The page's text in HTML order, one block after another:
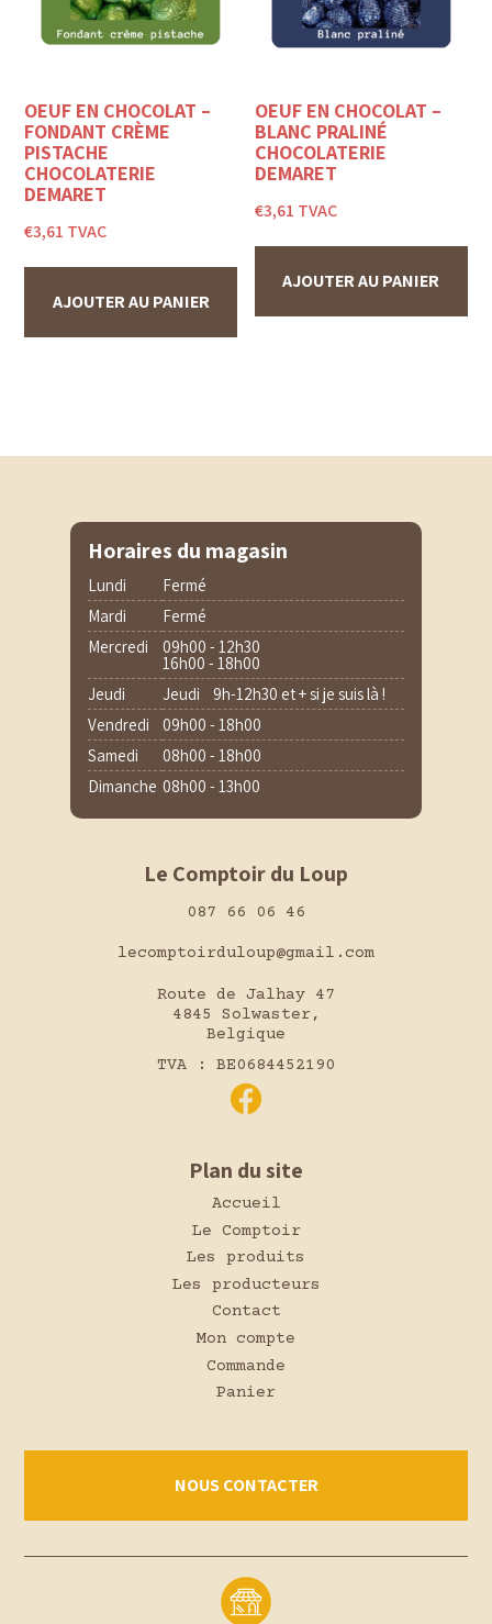
OEUF EN CHOCOLAT –
FONDANT CRÈME
PISTACHE
CHOCOLATERIE
DEMARET
€3,61 TVAC
AJOUTER AU PANIER
OEUF EN CHOCOLAT –
BLANC PRALINÉ
CHOCOLATERIE
DEMARET
€3,61 TVAC
AJOUTER AU PANIER
Horaires du magasin
Lundi
Fermé
Mardi
Fermé
Mercredi
09h00 - 12h30
16h00 - 18h00
Jeudi
Jeudi 9h-12h30 et + si je suis là !
Vendredi
09h00 - 18h00
Samedi
08h00 - 18h00
Dimanche 08h00 - 13h00
Le Comptoir du Loup
087 66 06 46
lecomptoirduloup@gmail.com
Route de Jalhay 47
4845 Solwaster,
Belgique
TVA : BE0684452190
Plan du site
Accueil
Le Comptoir
Les produits
Les producteurs
Contact
Mon compte
Commande
Panier
NOUS CONTACTER